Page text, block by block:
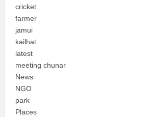
cricket
farmer
jamui
kailhat
latest
meeting chunar
News
NGO
park
Places